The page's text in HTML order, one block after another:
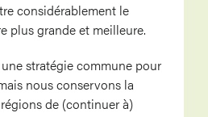
considérablement le
plus grande et meilleure.
stratégie commune pour
nous conservons la
de (continuer à)